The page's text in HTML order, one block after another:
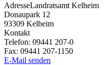
AdresseLandratsamt Kelheim
Donaupark 12
93309 Kelheim
Kontakt
Telefon: 09441 207-0
Fax: 09441 207-1150
E-Mail senden